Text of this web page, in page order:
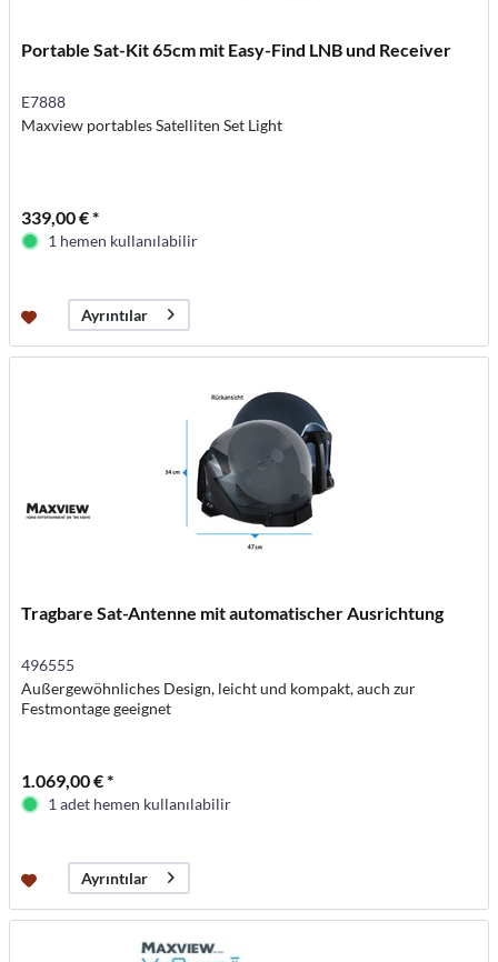
Portable Sat-Kit 65cm mit Easy-Find LNB und Receiver
E7888
Maxview portables Satelliten Set Light
339,00 € *
1 hemen kullanılabilir
Ayrıntılar
Tragbare Sat-Antenne mit automatischer Ausrichtung
496555
Außergewöhnliches Design, leicht und kompakt, auch zur
Festmontage geeignet
1.069,00 € *
1 adet hemen kullanılabilir
Ayrıntılar